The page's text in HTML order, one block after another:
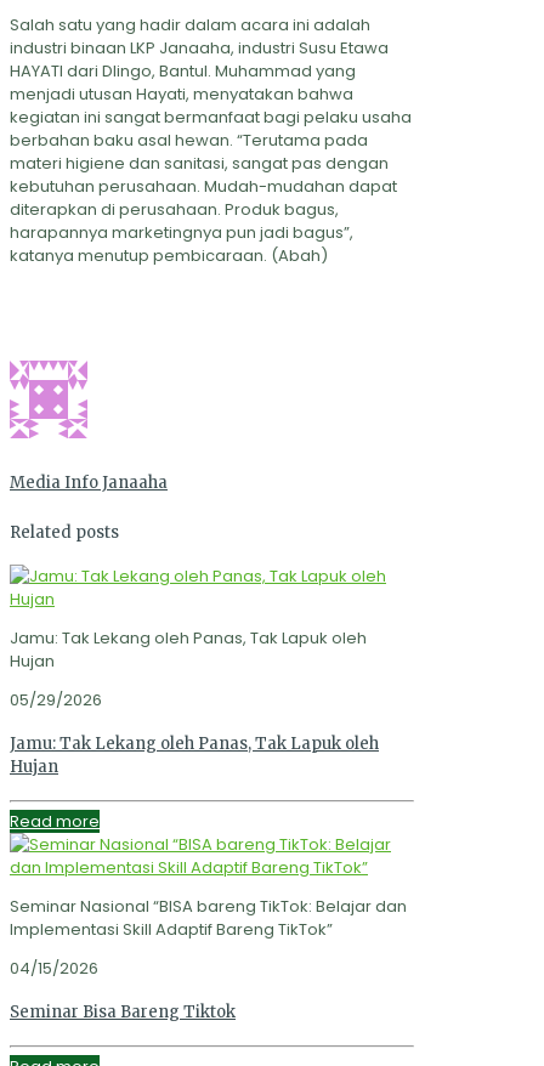
Salah satu yang hadir dalam acara ini adalah
industri binaan LKP Janaaha, industri Susu Etawa
HAYATI dari Dlingo, Bantul. Muhammad yang
menjadi utusan Hayati, menyatakan bahwa
kegiatan ini sangat bermanfaat bagi pelaku usaha
berbahan baku asal hewan. “Terutama pada
materi higiene dan sanitasi, sangat pas dengan
kebutuhan perusahaan. Mudah-mudahan dapat
diterapkan di perusahaan. Produk bagus,
harapannya marketingnya pun jadi bagus”,
katanya menutup pembicaraan. (Abah)
Media Info Janaaha
Related posts
Jamu: Tak Lekang oleh Panas, Tak Lapuk oleh
Hujan
05/29/2026
Jamu: Tak Lekang oleh Panas, Tak Lapuk oleh
Hujan
Read more
Seminar Nasional “BISA bareng TikTok: Belajar dan
Implementasi Skill Adaptif Bareng TikTok”
04/15/2026
Seminar Bisa Bareng Tiktok